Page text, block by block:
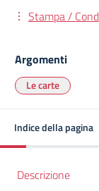
Stampa /
Argomenti
Le carte
Indice della pagina
Descrizione